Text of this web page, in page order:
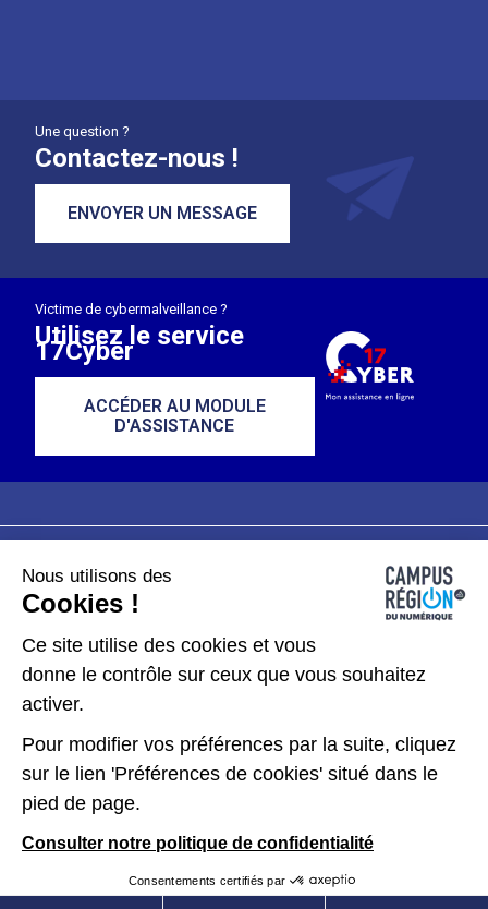
Une question ?
Contactez-nous !
ENVOYER UN MESSAGE
Victime de cybermalveillance ?
Utilisez le service
17Cyber
ACCÉDER AU MODULE
D'ASSISTANCE
Plan du site
Données personnelles
Kit de communication
Accessibilité : partiellement conforme
Nous utilisons des
Cookies !
Ce site utilise des cookies et vous
donne le contrôle sur ceux que vous souhaitez
activer.
Pour modifier vos préférences par la suite, cliquez
sur le lien 'Préférences de cookies' situé dans le
pied de page.
Consulter notre politique de confidentialité
Consentements certifiés par